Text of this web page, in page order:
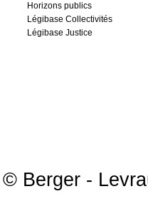
Horizons publics
Légibase Collectivités
Légibase Justice
© Berger -